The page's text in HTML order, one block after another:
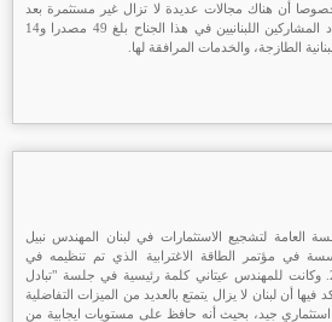
أن هناك مجالات عديدة لا تزال غير مستثمرة بعد
على النحو المطلوب. يذكر أن عدد المشاركين اللبنانيين في هذا الجناح بلغ 49 مصدرا و14
الطازجة، والخدمات المرافقة لها.
لتشجيع الاستثمارات في لبنان المهندس نبيل
في مؤتمر الطاقة الاغترابية الذي تم تنظيمه في
جوهانسبرغ في 2 و3 شباط 2017. وكانت للمهندس عيتاني كلمة رئيسية في جلسة "تبادل
فيها أن لبنان لا يزال يتمتع بالعديد من الميزات التفاضلية
جيد، بحيث أنه حافظ على مستويات ايجابية من